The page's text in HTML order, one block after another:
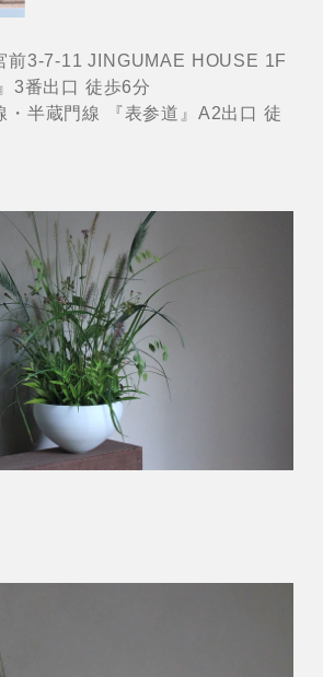
前3-7-11 JINGUMAE HOUSE 1F
3番出口 徒歩6分
・半蔵門線 『表参道』A2出口 徒